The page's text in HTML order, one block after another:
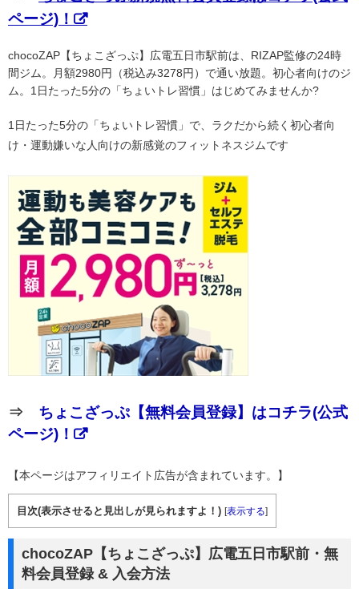
ページ)！
chocoZAP【ちょこざっぷ】広電五日市駅前は、RIZAP監修の24時
間ジム。月額2980円（税込み3278円）で通い放題。初心者向けのジ
ム。1日たった5分の「ちょいトレ習慣」はじめてみませんか?
1日たった5分の「ちょいトレ習慣」で、ラクだから続く初心者向
け・運動嫌いな人向けの新感覚のフィットネスジムです
⇒ ちょこざっぷ【無料会員登録】はコチラ(公式
ページ)！
【本ページはアフィリエイト広告が含まれています。】
目次(表示させると見出しが見られますよ！) [表示する]
chocoZAP【ちょこざっぷ】広電五日市駅前・無
料会員登録 & 入会方法